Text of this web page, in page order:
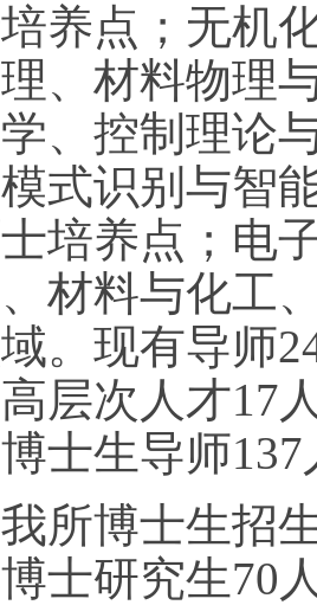
养点；无机
、材料物理
、控制理论
式识别与智
培养点；电
材料与化工
。现有导师
层次人才17
士生导师
所博士生招
士研究生70